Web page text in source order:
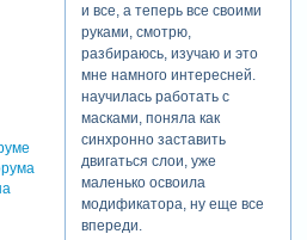
и все, а теперь все своими
руками, смотрю,
разбираюсь, изучаю и это
мне намного интересней.
научилась работать с
масками, поняла как
синхронно заставить
двигаться слои, уже
маленько освоила
модификатора, ну еще все
впереди.